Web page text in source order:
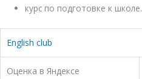
курс по подготовке к школе.
English club
Оценка в Яндексе